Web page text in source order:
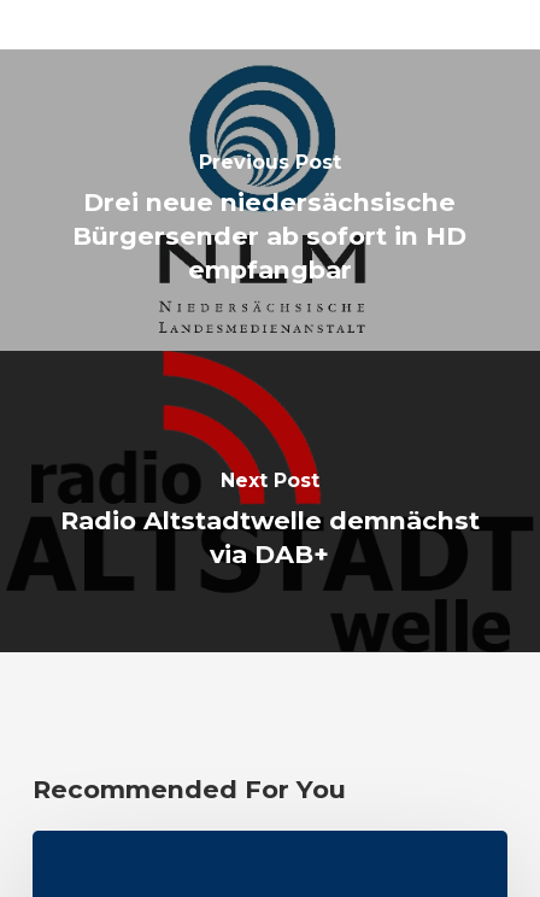
Previous Post
Drei neue niedersächsische
Bürgersender ab sofort in HD
empfangbar
Next Post
Radio Altstadtwelle demnächst
via DAB+
Recommended For You